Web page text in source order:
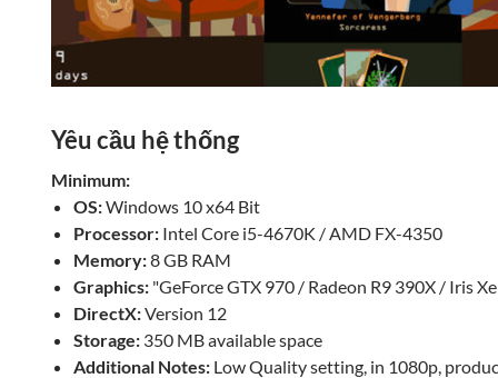
Yêu cầu hệ thống
Minimum:
OS:Windows 10 x64 Bit
Processor: Intel Core i5-4670K / AMD FX-4350
Memory:8 GB RAM
Graphics: "GeForce GTX 970 / Radeon R9 390X / Iris
DirectX:Version 12
Storage: 350 MB available space
Additional Notes: Low Quality setting, in 1080p,